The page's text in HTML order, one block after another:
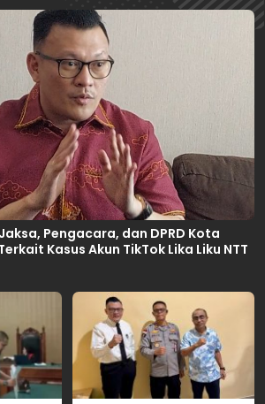
Pengacara, dan DPRD Kota
Kasus Akun TikTok Lika Liku NTT